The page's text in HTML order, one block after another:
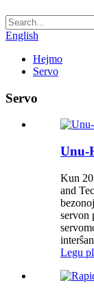
English
Hejmo
Servo
Servo
Unu-
Kun
and
servon
Legu